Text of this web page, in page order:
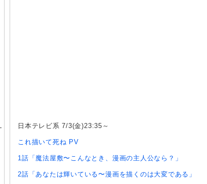
日本テレビ系 7/3(金)23:35～
これ描いて死ね PV
1話「魔法屋敷〜こんなとき、漫画の主人公なら？」
2話「あなたは輝いている〜漫画を描くのは大変である」